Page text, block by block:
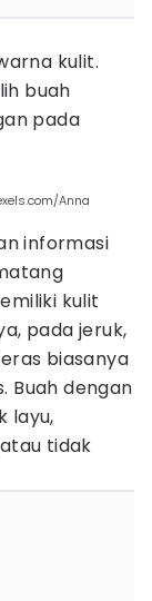
kulit.
buah
pada
Anna
informasi
kulit
pada jeruk,
biasanya
Buah dengan
layu,
tidak